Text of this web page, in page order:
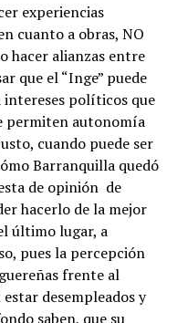
experiencias
cuanto a obras, NO
hacer alianzas entre
que el “Inge” puede
intereses políticos que
permiten autonomía
cuando puede ser
Barranquilla quedó
de opinión de
hacerlo de la mejor
último lugar, a
pues la percepción
frente al
desempleados y
saben, que su